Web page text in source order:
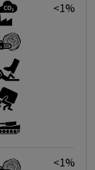
<1%
<1%